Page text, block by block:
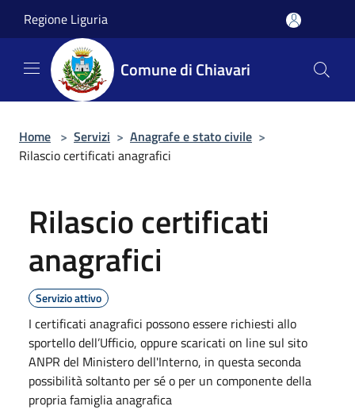
Regione Liguria
Comune di Chiavari
Home > Servizi > Anagrafe e stato civile >
Rilascio certificati anagrafici
Rilascio certificati
anagrafici
Servizio attivo
I certificati anagrafici possono essere richiesti allo
sportello dell’Ufficio, oppure scaricati on line sul sito
ANPR del Ministero dell'Interno, in questa seconda
possibilità soltanto per sé o per un componente della
propria famiglia anagrafica